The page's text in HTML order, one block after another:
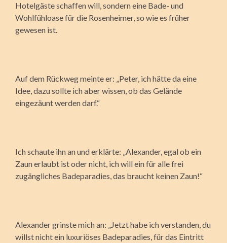
Hotelgäste schaffen will, sondern eine Bade- und
Wohlfühloase für die Rosenheimer, so wie es früher
gewesen ist.
Auf dem Rückweg meinte er: „Peter, ich hätte da eine
Idee, dazu sollte ich aber wissen, ob das Gelände
eingezäunt werden darf.“
Ich schaute ihn an und erklärte: „Alexander, egal ob ein
Zaun erlaubt ist oder nicht, ich will ein für alle frei
zugängliches Badeparadies, das braucht keinen Zaun!“
Alexander grinste mich an: „Jetzt habe ich verstanden, du
willst nicht ein luxuriöses Badeparadies, für das Eintritt